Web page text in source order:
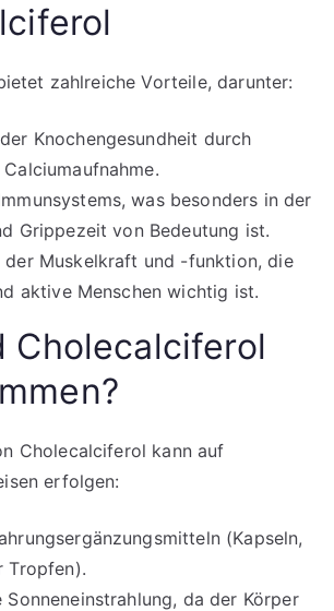
zahlreiche Vorteile, darunter:
Knochengesundheit durch
was besonders in der
Grippezeit von Bedeutung ist.
der Muskelkraft und -funktion, die
aktive Menschen wichtig ist.
Cholecalciferol
Cholecalciferol kann auf
erfolgen:
(Kapseln,
Tropfen).
da der Körper